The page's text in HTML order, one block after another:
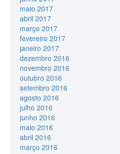
maio 2017
abril 2017
março 2017
fevereiro 2017
janeiro 2017
dezembro 2016
novembro 2016
outubro 2016
setembro 2016
agosto 2016
julho 2016
junho 2016
maio 2016
abril 2016
março 2016